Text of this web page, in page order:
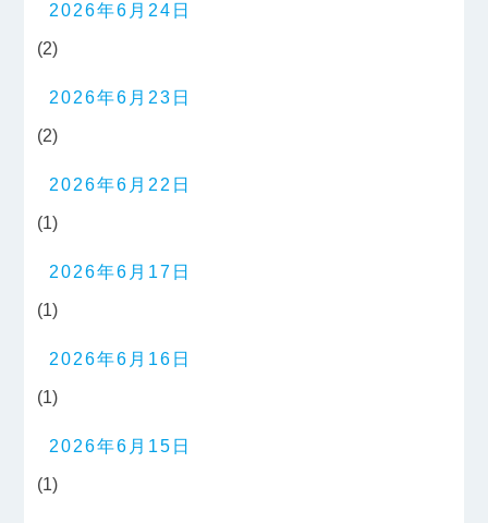
2026年6月24日
(2)
2026年6月23日
(2)
2026年6月22日
(1)
2026年6月17日
(1)
2026年6月16日
(1)
2026年6月15日
(1)